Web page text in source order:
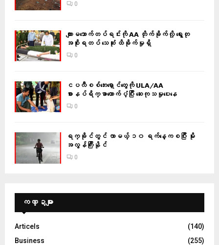
0
ကျားမသောက်တပ်ရင်းကို AA တိုက်ခိုက်လို့ ရွေးတု
အစိုးရတပ် သေဆုံး ထိခိုက်မှုရှိ
0
ငပလီစစ်ဘေးရှောင်တွေကို ULA/AA
စားနပ်ရိက္ခာထောက်ပံ့ပြီး ဆေးကုသမှုပေးနေ
0
ရက္ခိုင်တွင် လာမယ့် ၁၀ ရက်နေ့ကစပြီး မိုး
အလွန်ကြီးနိုင်
0
ကဏ္ဍများ
Articels
(140)
Business
(255)